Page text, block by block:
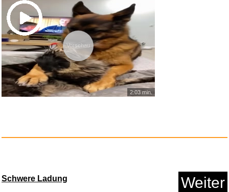
Vorschau
2:03 min.
Schwere Ladung Weiter